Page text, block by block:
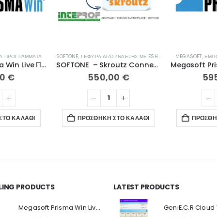
ΠΡΟΓΡΆΜΜΑΤΑ
Megasoft Prisma Win Live Παραγγελίες – Εισπράξεις – Απογραφές
€
ΚΑΛΆΘΙ
SOFTONE, ΓΈΦΥΡΑ ΔΙΑΣΎΝΔΕΣΗΣ ΜΕ ESHOP ΕΜΠΟΡΙΚΆ
SOFTONE – Skroutz Connector
550,00 €
ΠΡΟΣΘΉΚΗ ΣΤΟ ΚΑΛΆΘΙ
MEGASOFT,
PRODUCTS
Megasoft Prisma Win Live Viewer
LATEST PRODUCTS
Ο Λογαριασμός μου